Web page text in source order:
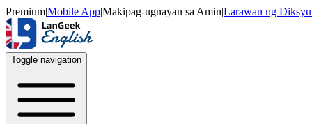
Premium|Mobile App|Makipag-ugnayan sa Amin|Larawan ng
Toggle navigation